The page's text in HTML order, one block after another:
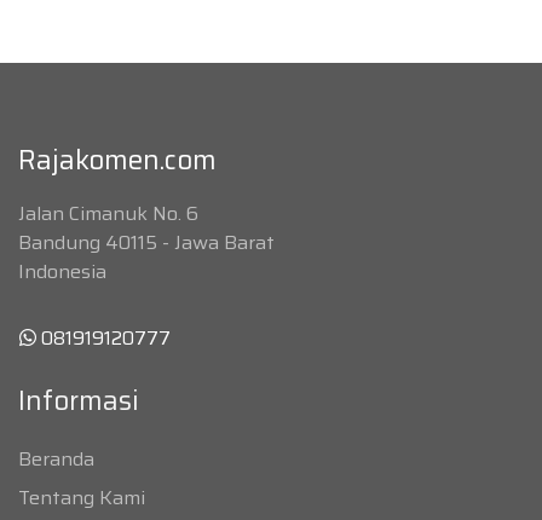
Rajakomen.com
Jalan Cimanuk No. 6
Bandung 40115 - Jawa Barat
Indonesia
081919120777
Informasi
Beranda
Tentang Kami